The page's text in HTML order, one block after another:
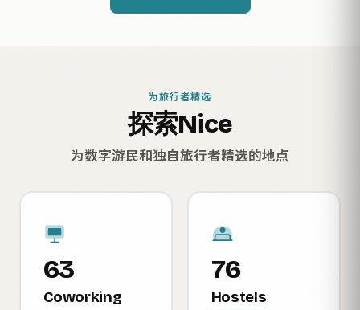
为旅行者精选
探索Nice
为数字游民和独自旅行者精选的地点
63
Coworking
76
Hostels